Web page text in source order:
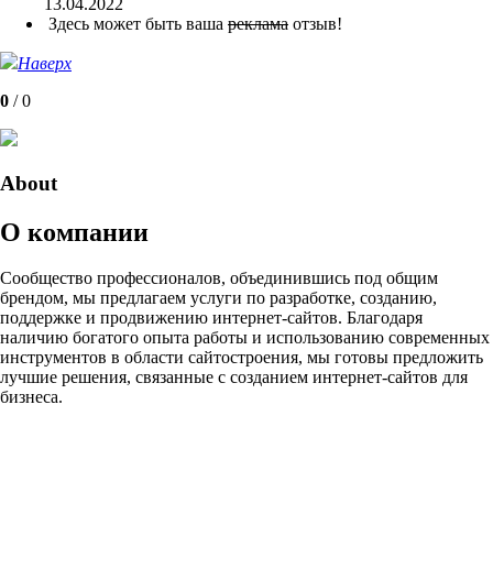
13.04.2022
Здесь может быть ваша реклама отзыв!
Наверх
0 /0
About
О компании
Сообщество профессионалов, объединившись под общим
брендом, мы предлагаем услуги по разработке, созданию,
поддержке и продвижению интернет-сайтов. Благодаря
наличию богатого опыта работы и использованию современных
инструментов в области сайтостроения, мы готовы предложить
лучшие решения, связанные с созданием интернет-сайтов для
бизнеса.